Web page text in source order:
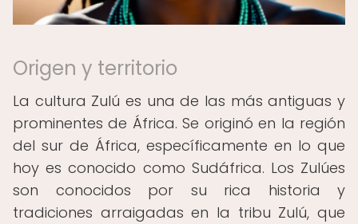
Origen y territorio
La cultura Zulú es una de las más antiguas y
prominentes de África. Se originó en la región
del sur de África, específicamente en lo que
hoy es conocido como Sudáfrica. Los Zulúes
son conocidos por su rica historia y
tradiciones arraigadas en la tribu Zulú, que